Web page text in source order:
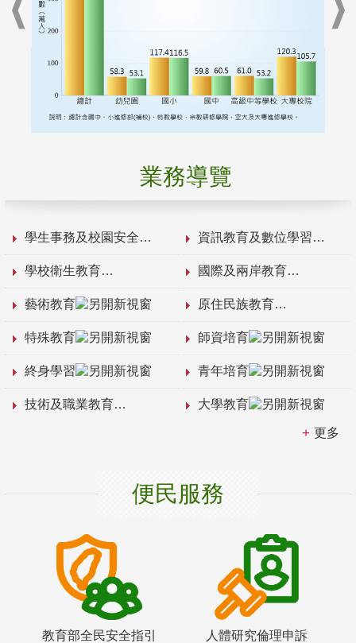
業務導覽
學生事務及校園安全 資訊教育及數位學習
學校衛生教育 國際及兩岸教育
藝術教育 原住民族教育
特殊教育 師資培育
終身學習 青年培育
技術及職業教育 大學教育
更多
便民服務
教育部全民安全指引
人體研究倫理申訴